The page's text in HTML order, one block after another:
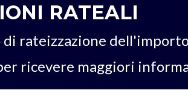
RATEALI
rateizzazione
ricevere maggiori